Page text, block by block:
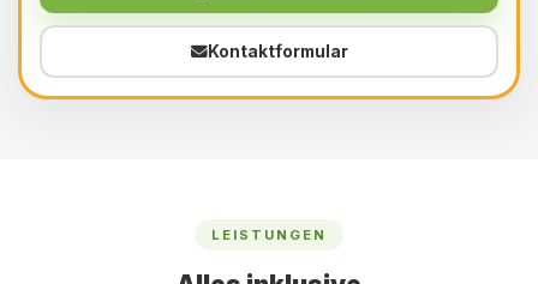
Kontaktformular
LEISTUNGEN